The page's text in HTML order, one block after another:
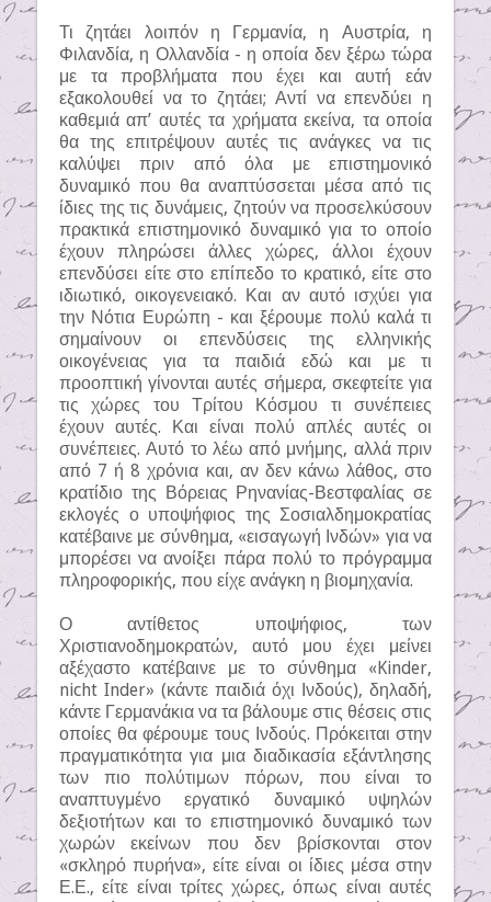
Τι ζητάει λοιπόν η Γερμανία, η Αυστρία, η
Φιλανδία, η Ολλανδία - η οποία δεν ξέρω τώρα
με τα προβλήματα που έχει και αυτή εάν
εξακολουθεί να το ζητάει; Αντί να επενδύει η
καθεμιά απ’ αυτές τα χρήματα εκείνα, τα οποία
θα της επιτρέψουν αυτές τις ανάγκες να τις
καλύψει πριν από όλα με επιστημονικό
δυναμικό που θα αναπτύσσεται μέσα από τις
ίδιες της τις δυνάμεις, ζητούν να προσελκύσουν
πρακτικά επιστημονικό δυναμικό για το οποίο
έχουν πληρώσει άλλες χώρες, άλλοι έχουν
επενδύσει είτε στο επίπεδο το κρατικό, είτε στο
ιδιωτικό, οικογενειακό. Και αν αυτό ισχύει για
την Νότια Ευρώπη - και ξέρουμε πολύ καλά τι
σημαίνουν οι επενδύσεις της ελληνικής
οικογένειας για τα παιδιά εδώ και με τι
προοπτική γίνονται αυτές σήμερα, σκεφτείτε για
τις χώρες του Τρίτου Κόσμου τι συνέπειες
έχουν αυτές. Και είναι πολύ απλές αυτές οι
συνέπειες. Αυτό το λέω από μνήμης, αλλά πριν
από 7 ή 8 χρόνια και, αν δεν κάνω λάθος, στο
κρατίδιο της Βόρειας Ρηνανίας-Βεστφαλίας σε
εκλογές ο υποψήφιος της Σοσιαλδημοκρατίας
κατέβαινε με σύνθημα, «εισαγωγή Ινδών» για να
μπορέσει να ανοίξει πάρα πολύ το πρόγραμμα
πληροφορικής, που είχε ανάγκη η βιομηχανία.
Ο αντίθετος υποψήφιος, των
Χριστιανοδημοκρατών, αυτό μου έχει μείνει
αξέχαστο κατέβαινε με το σύνθημα «Kinder,
nicht Inder» (κάντε παιδιά όχι Ινδούς), δηλαδή,
κάντε Γερμανάκια να τα βάλουμε στις θέσεις στις
οποίες θα φέρουμε τους Ινδούς. Πρόκειται στην
πραγματικότητα για μια διαδικασία εξάντλησης
των πιο πολύτιμων πόρων, που είναι το
αναπτυγμένο εργατικό δυναμικό υψηλών
δεξιοτήτων και το επιστημονικό δυναμικό των
χωρών εκείνων που δεν βρίσκονται στον
«σκληρό πυρήνα», είτε είναι οι ίδιες μέσα στην
Ε.Ε., είτε είναι τρίτες χώρες, όπως είναι αυτές